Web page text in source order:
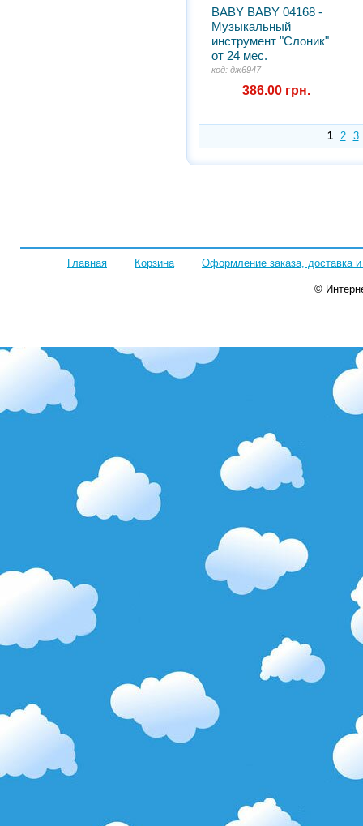
BABY BABY 04168 -
Музыкальный
инструмент "Слоник"
от 24 мес.
код: дж6947
386.00 грн.
1 2 3
Главная Корзина Оформление заказа, доставка
©